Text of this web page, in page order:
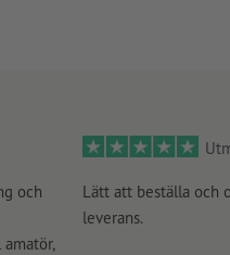
och
Lätt att beställa och
leverans.